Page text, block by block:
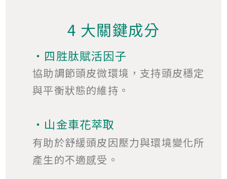
4 大關鍵成分
・四胜肽賦活因子
協助調節頭皮微環境，支持頭皮穩定
與平衡狀態的維持。
・山金車花萃取
有助於舒緩頭皮因壓力與環境變化所
產生的不適感受。